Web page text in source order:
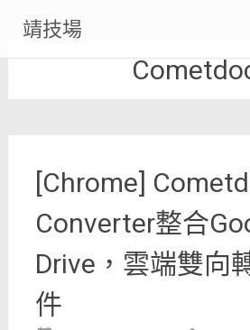
content
靖技場
[Chrome]
Converter整合
Drive，雲端雙向
件